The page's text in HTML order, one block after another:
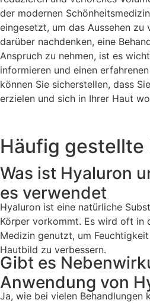
der modernen
eingesetzt, um das Aussehen zu
darüber nachdenken, eine
Anspruch zu nehmen, ist es
informieren und einen
können Sie sicherstellen, dass
erzielen und sich in Ihrer Haut
Häufig gestellte
Was ist Hyaluron
es verwendet
Hyaluron ist eine natürliche
Körper vorkommt. Es wird oft in
Medizin genutzt, um
Hautbild zu verbessern.
Gibt es
Anwendung von
Ja, wie bei vielen Behandlungen